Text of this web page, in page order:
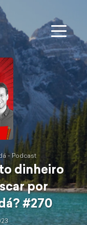
- Podcast
dinheiro
por
#270